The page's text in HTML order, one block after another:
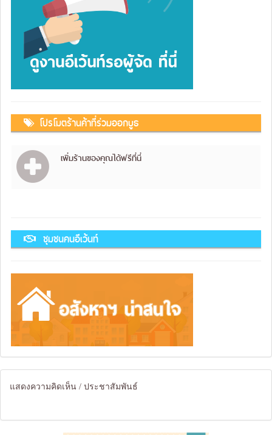
โปรโมตร้านค้าที่ร่วมออกบูธ
เพิ่มร้านของคุณได้ฟรีที่นี่
ชุมชนคนอีเว้นท์
แสดงความคิดเห็น / ประชาสัมพันธ์